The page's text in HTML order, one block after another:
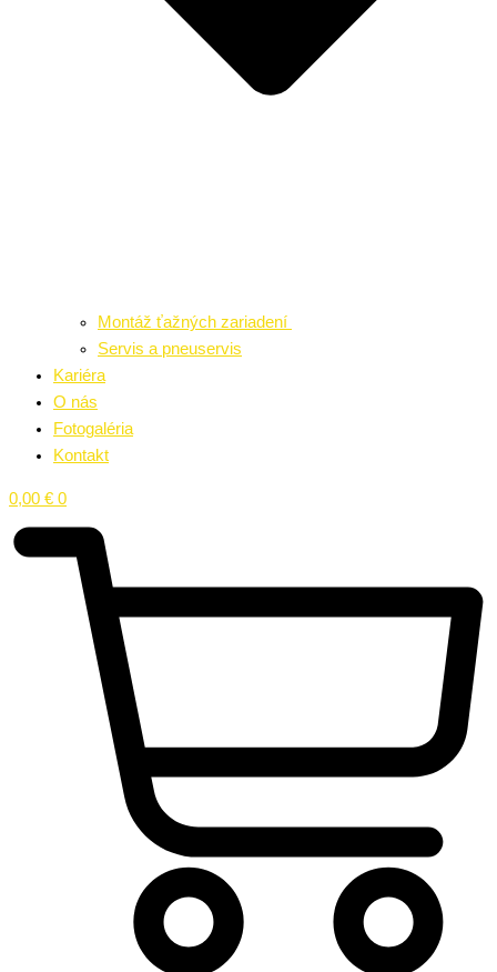
Montáž ťažných zariadení
Servis a pneuservis
Kariéra
O nás
Fotogaléria
Kontakt
0,00 € 0